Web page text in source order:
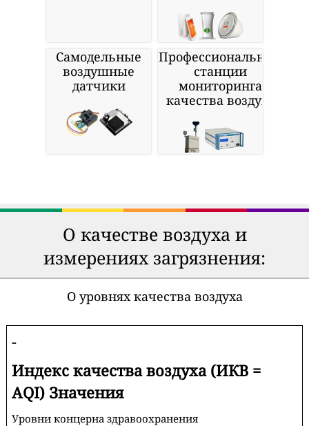
Самодельные
воздушные
датчики
Профессиональные
станции
мониторинга
качества воздуха
О качестве воздуха и
измерениях загрязнения:
О уровнях качества воздуха
-
Индекс качества воздуха (ИКВ =
AQI) Значения
Уровни концерна здравоохранения